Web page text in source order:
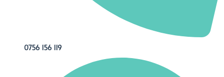
0756 156 119